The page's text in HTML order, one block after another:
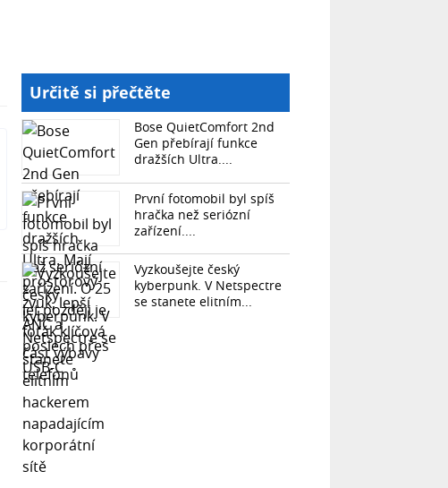
Určitě si přečtěte
Bose QuietComfort 2nd
Gen přebírají funkce
dražších Ultra....
První fotomobil byl spíš
hračka než seriózní
zařízení....
Vyzkoušejte český
kyberpunk. V Netspectre
se stanete elitním...